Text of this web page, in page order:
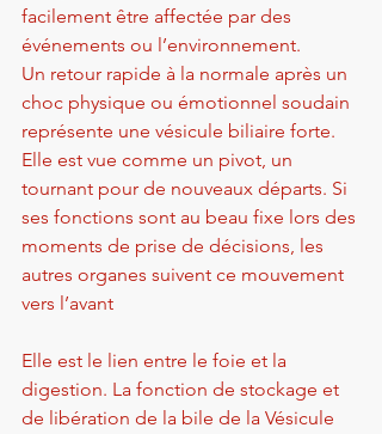
facilement être affectée par des
événements ou l’environnement.
Un retour rapide à la normale après un
choc physique ou émotionnel soudain
représente une vésicule biliaire forte.
Elle est vue comme un pivot, un
tournant pour de nouveaux départs. Si
ses fonctions sont au beau fixe lors des
moments de prise de décisions, les
autres organes suivent ce mouvement
vers l’avant
Elle est le lien entre le foie et la
digestion. La fonction de stockage et
de libération de la bile de la Vésicule